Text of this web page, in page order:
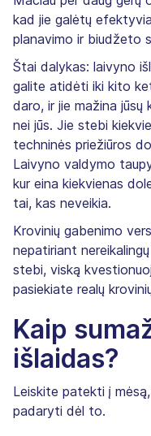
kad jie galėtų
planavimo ir biudžeto
Štai dalykas: laivyno
galite atidėti iki kito
daro, ir jie mažina jūsų
nei jūs. Jie stebi
techninės priežiūros
Laivyno valdymo
kur eina kiekvienas
tai, kas neveikia.
Krovinių gabenimo
nepatiriant
stebi, viską
pasiekiate realų
Kaip
išlaidas?
Leiskite patekti į
padaryti dėl to.